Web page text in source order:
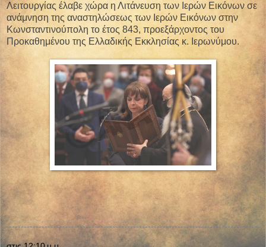
Λειτουργίας έλαβε χώρα η Λιτάνευση των Ιερών Εικόνων σε
ανάμνηση της αναστηλώσεως των Ιερών Εικόνων στην
Κωνσταντινούπολη το έτος 843, προεξάρχοντος του
Προκαθημένου της Ελλαδικής Εκκλησίας κ. Ιερωνύμου.